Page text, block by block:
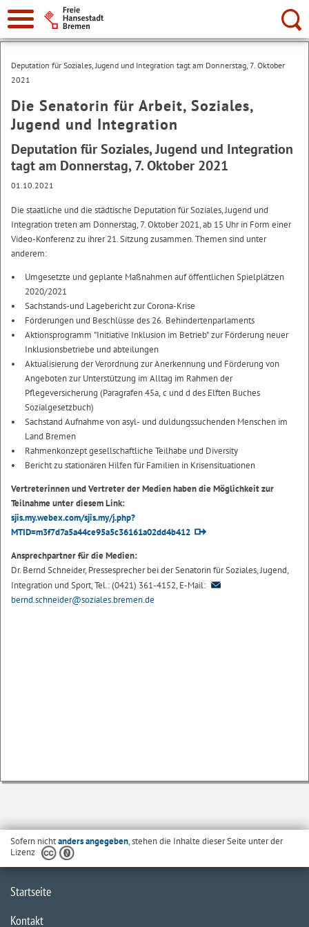
Suche:
Deputation für Soziales, Jugend und Integration tagt am Donnerstag, 7. Oktober
2021
Die Senatorin für Arbeit, Soziales,
Jugend und Integration
Deputation für Soziales, Jugend und Integration
tagt am Donnerstag, 7. Oktober 2021
01.10.2021
Die staatliche und die städtische Deputation für Soziales, Jugend und
Integration treten am Donnerstag, 7. Oktober 2021, ab 15 Uhr in Form einer
Video-Konferenz zu ihrer 21. Sitzung zusammen. Themen sind unter
anderem:
Umgesetzte und geplante Maßnahmen auf öffentlichen Spielplätzen
2020/2021
Sachstands-und Lagebericht zur Corona-Krise
Forderungen und Beschlüsse des 26. Behindertenparlaments
Aktionsprogramm "Initiative Inklusion im Betrieb" zur Förderung neuer
Inklusionsbetriebe und abteilungen
Aktualisierung der Verordnung zur Anerkennung und Förderung von
Angeboten zur Unterstützung im Alltag im Rahmen der
Pflegeversicherung (Paragrafen 45a, c und d des Elften Buches
Sozialgesetzbuch)
Sachstand Aufnahme von asyl- und duldungssuchenden Menschen im
Land Bremen
Rahmenkonzept gesellschaftliche Teilhabe und Diversity
Bericht zu stationären Hilfen für Familien in Krisensituationen
Vertreterinnen und Vertreter der Medien haben die Möglichkeit zur
Teilnahme unter diesem Link:
sjis.my.webex.com/sjis.my/j.php?
MTID=m3f7d7a5a44ce95a5c36161a02dd4b412
Ansprechpartner für die Medien:
Dr. Bernd Schneider, Pressesprecher bei der Senatorin für Soziales, Jugend,
Integration und Sport, Tel.: (0421) 361-4152, E-Mail:
bernd.schneider@soziales.bremen.de
Sofern nichtanders angegeben, stehen die Inhalte dieser Seite unter der
Lizenz
Startseite
Kontakt